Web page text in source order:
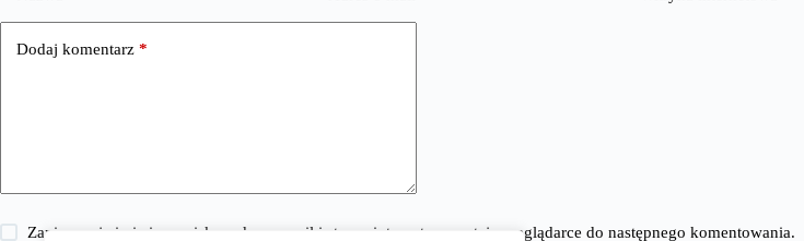
Dodaj komentarz *
Zapisz moje imię i nazwisko, adres e-mail i stronę internetową w tej przeglądarce do następnego komentowania.